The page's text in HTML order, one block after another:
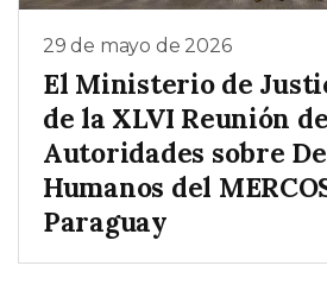
29 de mayo de 2026
El Ministerio de
de la XLVI Reunión
Autoridades sobre
Humanos del
Paraguay